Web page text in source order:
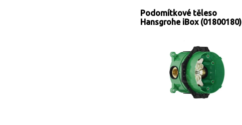
Podomítkové těleso
Hansgrohe iBox (01800180)